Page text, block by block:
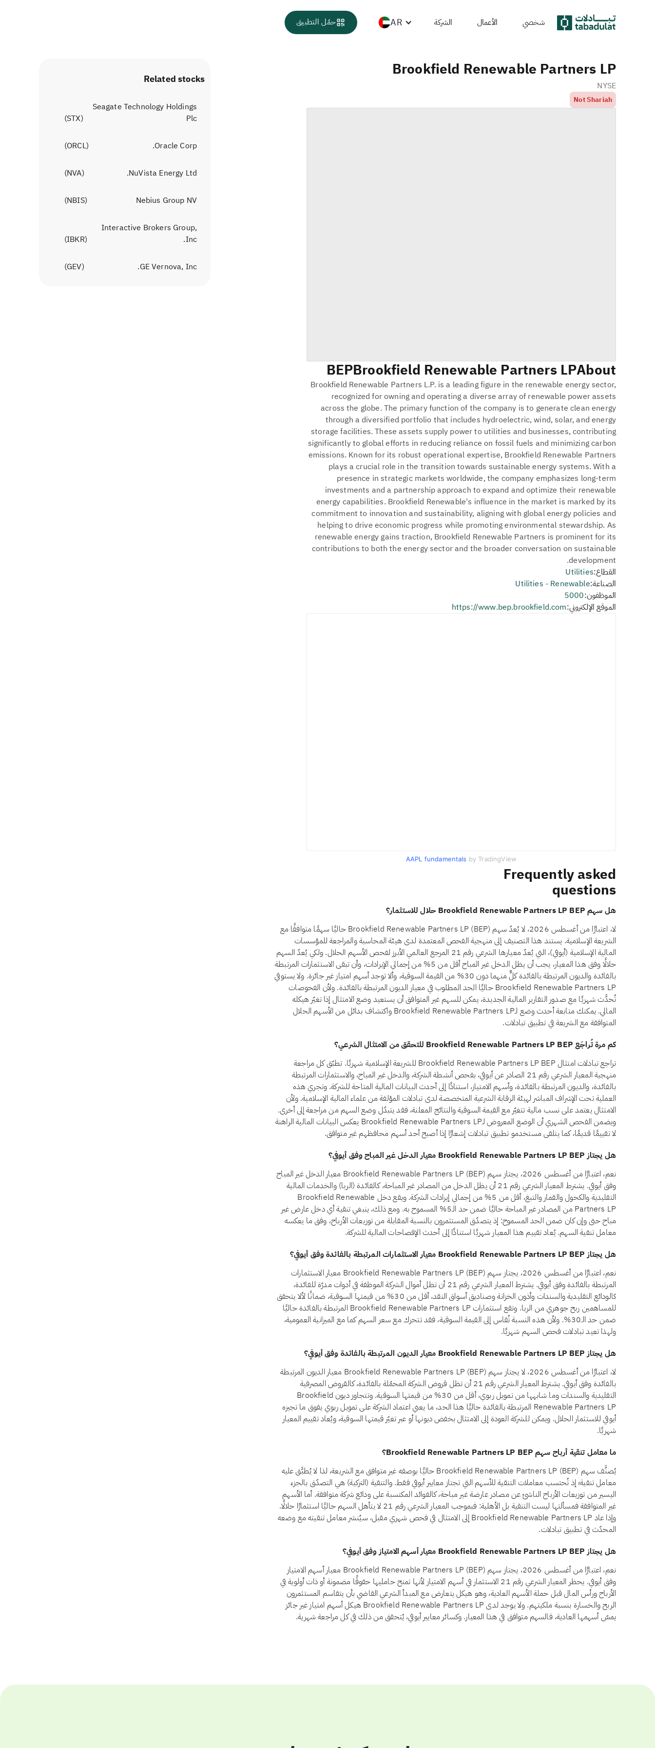
شخصي الأعمال الشركة AR حمّل التطبيق
Brookfield Renewable Partners LP
NYSE
Not Shariah
About
Brookfield Renewable Partners LP
BEP
Brookfield Renewable Partners L.P. is a leading figure in the renewable energy sector,
recognized for owning and operating a diverse array of renewable power assets
across the globe. The primary function of the company is to generate clean energy
through a diversified portfolio that includes hydroelectric, wind, solar, and energy
storage facilities. These assets supply power to utilities and businesses, contributing
significantly to global efforts in reducing reliance on fossil fuels and minimizing carbon
emissions. Known for its robust operational expertise, Brookfield Renewable Partners
plays a crucial role in the transition towards sustainable energy systems. With a
presence in strategic markets worldwide, the company emphasizes long-term
investments and a partnership approach to expand and optimize their renewable
energy capabilities. Brookfield Renewable's influence in the market is marked by its
commitment to innovation and sustainability, aligning with global energy policies and
helping to drive economic progress while promoting environmental stewardship. As
renewable energy gains traction, Brookfield Renewable Partners is prominent for its
contributions to both the energy sector and the broader conversation on sustainable
development.
القطاع:Utilities
الصناعة:Utilities - Renewable
الموظفون:5000
الموقع الإلكتروني:https://www.bep.brookfield.com
AAPL fundamentals by TradingView
Frequently asked
questions
هل سهم Brookfield Renewable Partners LP BEP حلال للاستثمار؟
لا، اعتبارًا من أغسطس 2026، لا يُعدّ سهم Brookfield Renewable Partners LP (BEP) حاليًا سهمًا متوافقًا مع
الشريعة الإسلامية. يستند هذا التصنيف إلى منهجية الفحص المعتمدة لدى هيئة المحاسبة والمراجعة للمؤسسات
المالية الإسلامية (أيوفي)، التي يُعدّ معيارها الشرعي رقم 21 المرجع العالمي الأبرز لفحص الأسهم الحلال. ولكي يُعدّ السهم
حلالًا وفق هذا المعيار، يجب أن يظل الدخل غير المباح أقل من 5% من إجمالي الإيرادات، وأن تبقى الاستثمارات المرتبطة
بالفائدة والديون المرتبطة بالفائدة كلٌّ منهما دون 30% من القيمة السوقية، وألا توجد أسهم امتياز غير جائزة. ولا يستوفي
Brookfield Renewable Partners LP حاليًا الحد المطلوب في معيار الديون المرتبطة بالفائدة. ولأن الفحوصات
تُحدَّث شهريًا مع صدور التقارير المالية الجديدة، يمكن للسهم غير المتوافق أن يستعيد وضع الامتثال إذا تغيّر هيكله
المالي. يمكنك متابعة أحدث وضع لـBrookfield Renewable Partners LP واكتشاف بدائل من الأسهم الحلال
المتوافقة مع الشريعة في تطبيق تبادلات.
كم مرة تُراجَع Brookfield Renewable Partners LP BEP للتحقق من الامتثال الشرعي؟
تراجع تبادلات امتثال Brookfield Renewable Partners LP BEP للشريعة الإسلامية شهريًا. تطبّق كل مراجعة
منهجية المعيار الشرعي رقم 21 الصادر عن أيوفي، بفحص أنشطة الشركة، والدخل غير المباح، والاستثمارات المرتبطة
بالفائدة، والديون المرتبطة بالفائدة، وأسهم الامتياز، استنادًا إلى أحدث البيانات المالية المتاحة للشركة. وتجري هذه
العملية تحت الإشراف المباشر لهيئة الرقابة الشرعية المتخصصة لدى تبادلات المؤلفة من علماء المالية الإسلامية. ولأن
الامتثال يعتمد على نسب مالية تتغيّر مع القيمة السوقية والنتائج المعلنة، فقد يتبدّل وضع السهم من مراجعة إلى أخرى.
ويضمن الفحص الشهري أن الوضع المعروض لـBrookfield Renewable Partners LP يعكس البيانات المالية الراهنة
لا تقييمًا قديمًا، كما يتلقى مستخدمو تطبيق تبادلات إشعارًا إذا أصبح أحد أسهم محافظهم غير متوافق.
هل يجتاز Brookfield Renewable Partners LP BEP معيار الدخل غير المباح وفق أيوفي؟
نعم، اعتبارًا من أغسطس 2026، يجتاز سهم Brookfield Renewable Partners LP (BEP) معيار الدخل غير المباح
وفق أيوفي. يشترط المعيار الشرعي رقم 21 أن يظل الدخل من المصادر غير المباحة، كالفائدة (الربا) والخدمات المالية
التقليدية والكحول والقمار والتبغ، أقل من 5% من إجمالي إيرادات الشركة. ويقع دخل Brookfield Renewable
Partners LP من المصادر غير المباحة حاليًا ضمن حد الـ5% المسموح به. ومع ذلك، ينبغي تنقية أي دخل عارض غير
مباح حتى وإن كان ضمن الحد المسموح: إذ يتصدّق المستثمرون بالنسبة المقابلة من توزيعات الأرباح، وفق ما يعكسه
معامل تنقية السهم. يُعاد تقييم هذا المعيار شهريًا استنادًا إلى أحدث الإفصاحات المالية للشركة.
هل يجتاز Brookfield Renewable Partners LP BEP معيار الاستثمارات المرتبطة بالفائدة وفق أيوفي؟
نعم، اعتبارًا من أغسطس 2026، يجتاز سهم Brookfield Renewable Partners LP (BEP) معيار الاستثمارات
المرتبطة بالفائدة وفق أيوفي. يشترط المعيار الشرعي رقم 21 أن تظل أموال الشركة الموظفة في أدوات مدرّة للفائدة،
كالودائع التقليدية والسندات وأذون الخزانة وصناديق أسواق النقد، أقل من 30% من قيمتها السوقية، ضمانًا لألا يتحقق
للمساهمين ربح جوهري من الربا. وتقع استثمارات Brookfield Renewable Partners LP المرتبطة بالفائدة حاليًا
ضمن حد الـ30%. ولأن هذه النسبة تُقاس إلى القيمة السوقية، فقد تتحرك مع سعر السهم كما مع الميزانية العمومية،
ولهذا تعيد تبادلات فحص السهم شهريًا.
هل يجتاز Brookfield Renewable Partners LP BEP معيار الديون المرتبطة بالفائدة وفق أيوفي؟
لا، اعتبارًا من أغسطس 2026، لا يجتاز سهم Brookfield Renewable Partners LP (BEP) معيار الديون المرتبطة
بالفائدة وفق أيوفي. يشترط المعيار الشرعي رقم 21 أن تظل قروض الشركة المحمّلة بالفائدة، كالقروض المصرفية
التقليدية والسندات وما شابهها من تمويل ربوي، أقل من 30% من قيمتها السوقية. وتتجاوز ديون Brookfield
Renewable Partners LP المرتبطة بالفائدة حاليًا هذا الحد، ما يعني اعتماد الشركة على تمويل ربوي يفوق ما تجيزه
أيوفي للاستثمار الحلال. ويمكن للشركة العودة إلى الامتثال بخفض ديونها أو عبر تغيّر قيمتها السوقية، ويُعاد تقييم المعيار
شهريًا.
ما معامل تنقية أرباح سهم Brookfield Renewable Partners LP BEP؟
يُصنَّف سهم Brookfield Renewable Partners LP (BEP) حاليًا بوصفه غير متوافق مع الشريعة، لذا لا يُطبَّق عليه
معامل تنقية؛ إذ تُحتسب معاملات التنقية للأسهم التي تجتاز معايير أيوفي فقط. والتنقية (التزكية) هي التصدّق بالجزء
اليسير من توزيعات الأرباح الناشئ عن مصادر عارضة غير مباحة، كالفوائد المكتسبة على ودائع شركة متوافقة. أما الأسهم
غير المتوافقة فمسألتها ليست التنقية بل الأهلية: فبموجب المعيار الشرعي رقم 21 لا يتأهل السهم حاليًا استثمارًا حلالًا.
وإذا عاد Brookfield Renewable Partners LP إلى الامتثال في فحص شهري مقبل، سيُنشر معامل تنقيته مع وضعه
المحدّث في تطبيق تبادلات.
هل يجتاز Brookfield Renewable Partners LP BEP معيار أسهم الامتياز وفق أيوفي؟
نعم، اعتبارًا من أغسطس 2026، يجتاز سهم Brookfield Renewable Partners LP (BEP) معيار أسهم الامتياز
وفق أيوفي. يحظر المعيار الشرعي رقم 21 الاستثمار في أسهم الامتياز لأنها تمنح حامليها حقوقًا مضمونة أو ذات أولوية في
الأرباح ورأس المال قبل حملة الأسهم العادية، وهو هيكل يتعارض مع المبدأ الشرعي القاضي بأن يتقاسم المستثمرون
الربح والخسارة بنسبة ملكيتهم. ولا يوجد لدى Brookfield Renewable Partners LP هيكل أسهم امتياز غير جائز
يمسّ أسهمها العادية، فالسهم متوافق في هذا المعيار. وكسائر معايير أيوفي، يُتحقق من ذلك في كل مراجعة شهرية.
Related stocks
Seagate Technology Holdings
Plc
(
STX
)
Oracle Corp.
(
ORCL
)
NuVista Energy Ltd.
(
NVA
)
Nebius Group NV
(
NBIS
)
Interactive Brokers Group,
Inc.
(
IBKR
)
GE Vernova, Inc.
(
GEV
)